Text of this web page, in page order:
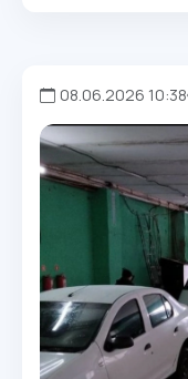
08.06.2026 10:38